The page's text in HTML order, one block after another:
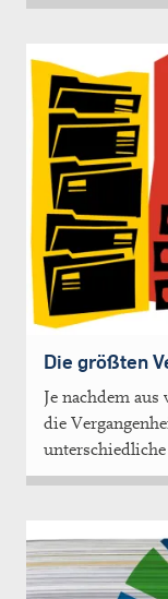
Die größten
Je nachdem
die